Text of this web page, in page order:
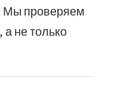
Мы проверяем
не только